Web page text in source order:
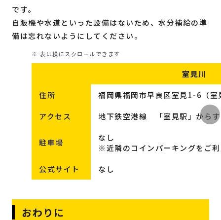
です。
自販機や水道といった設備はないため、水分補給の準
備は忘れないようにしてください。
室見川
住所 福岡県福岡市早良区室見1-6（室
アクセス 地下鉄空港線 「室見駅」から
駐車場
なし
※近隣のコインパーキングをご
公式サイト なし
おわりに